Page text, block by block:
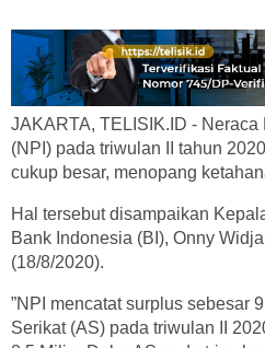
JAKARTA, TELISIK.ID -
(NPI) pada triwulan II tahun
cukup besar, menopang
Hal tersebut disampaikan
Bank Indonesia (BI), Onny
(18/8/2020).
”NPI mencatat surplus sebesar
Serikat (AS) pada triwulan II